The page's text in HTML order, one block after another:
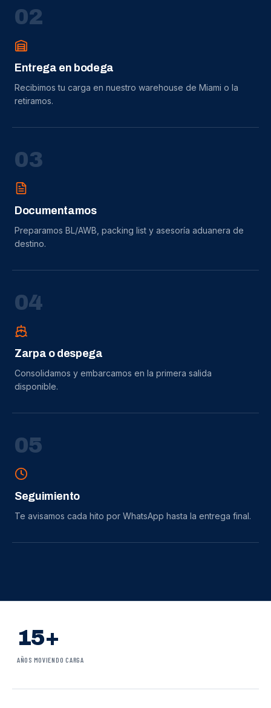
02
Entrega en bodega
Recibimos tu carga en nuestro warehouse de Miami o la
retiramos.
03
Documentamos
Preparamos BL/AWB, packing list y asesoría aduanera de
destino.
04
Zarpa o despega
Consolidamos y embarcamos en la primera salida
disponible.
05
Seguimiento
Te avisamos cada hito por WhatsApp hasta la entrega final.
15+
AÑOS MOVIENDO CARGA